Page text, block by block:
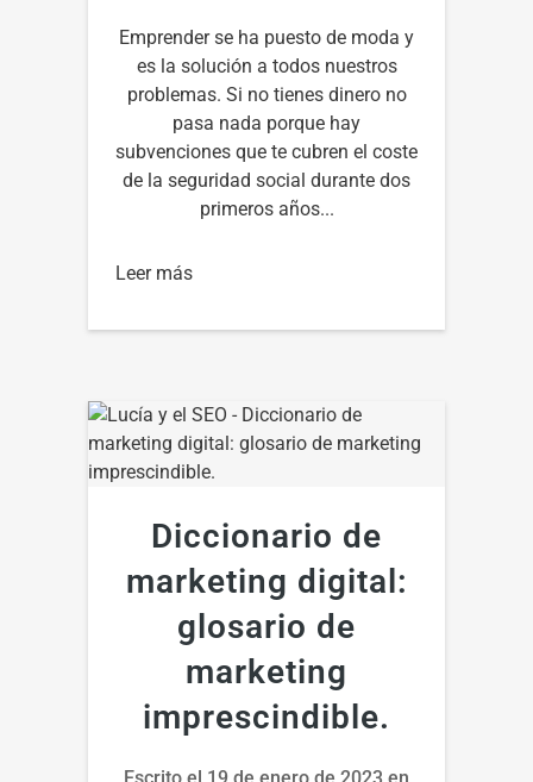
Emprender se ha puesto de moda y
es la solución a todos nuestros
problemas. Si no tienes dinero no
pasa nada porque hay
subvenciones que te cubren el coste
de la seguridad social durante dos
primeros años...
Leer más
Diccionario de
marketing digital:
glosario de
marketing
imprescindible.
Escrito el 19 de enero de 2023 en